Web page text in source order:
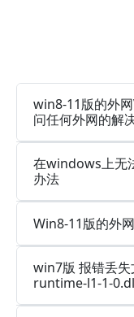
win8-11版的外
问任何外网的解
在windows上无
办法
Win8-11版的外
win7版 报错丢
runtime-l1-1-